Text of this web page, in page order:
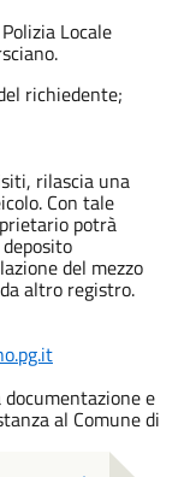
Locale
richiedente;
rilascia una
Con tale
potrà
del mezzo
altro registro.
e
al Comune di